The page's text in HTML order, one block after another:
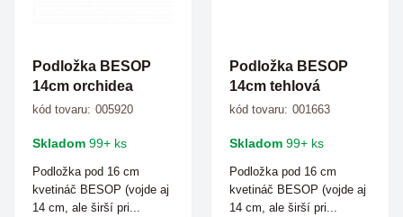
Podložka BESOP
14cm orchidea
kód tovaru: 005920
Skladom 99+ ks
Podložka pod 16 cm
kvetináč BESOP (vojde aj
14 cm, ale širší pri...
Podložka BESOP
14cm tehlová
kód tovaru: 001663
Skladom 99+ ks
Podložka pod 16 cm
kvetináč BESOP (vojde aj
14 cm, ale širší pri...